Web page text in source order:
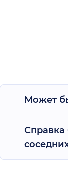
Может
Справка